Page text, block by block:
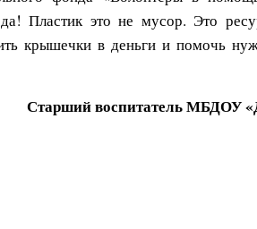
Пластик это не мусор. Это
крышечки в деньги и помочь
Старший воспитатель МБДОУ